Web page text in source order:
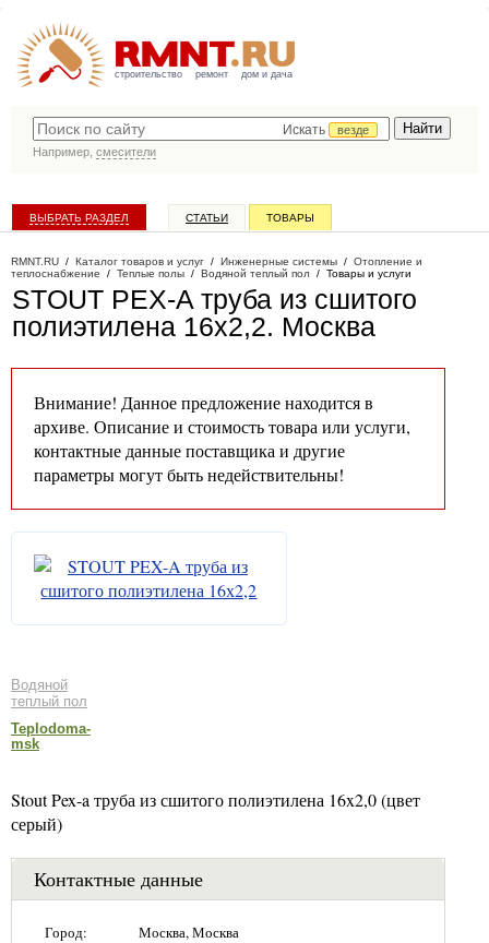
строительство ремонт дом и дача
Искать
везде
Например, смесители
ВЫБРАТЬ РАЗДЕЛ СТАТЬИ ТОВАРЫ
RMNT.RU / Каталог товаров и услуг / Инженерные системы / Отопление и
теплоснабжение / Теплые полы / Водяной теплый пол / Товары и услуги
STOUT PEX-A труба из сшитого
полиэтилена 16х2,2. Москва
Внимание! Данное предложение находится в
архиве. Описание и стоимость товара или услуги,
контактные данные поставщика и другие
параметры могут быть недействительны!
Водяной
теплый пол
Teplodoma-
msk
Stout Pex-a труба из сшитого полиэтилена 16x2,0 (цвет
серый)
Контактные данные
Город: Москва, Москва